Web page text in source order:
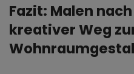
Fazit: Malen
kreativer Weg